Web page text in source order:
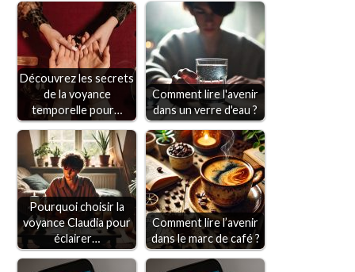
Découvrez les secrets
de la voyance
temporelle pour…
Comment lire l'avenir
dans un verre d'eau ?
Pourquoi choisir la
voyance Claudia pour
éclairer…
Comment lire l’avenir
dans le marc de café ?